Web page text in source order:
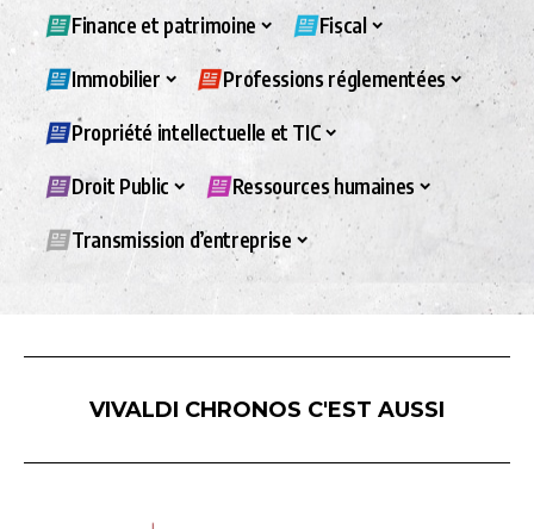
Finance et patrimoine Fiscal
Immobilier Professions réglementées
Propriété intellectuelle et TIC
Droit Public Ressources humaines
Transmission d’entreprise
VIVALDI CHRONOS C'EST AUSSI